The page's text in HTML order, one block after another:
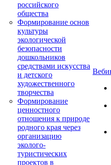
российского
общества
Формирование основ
культуры
экологической
безопасности
дошкольников
средствами искусства
и детского
художественного
творчества
Формирование
ценностного
отношения к природе
родного края через
организацию
эколого-
туристических
проектов в